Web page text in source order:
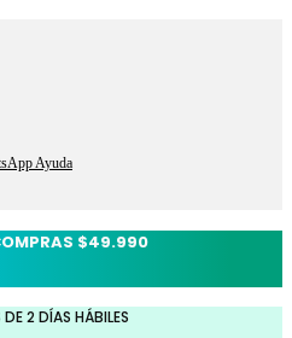
Ayuda
$49.990
2 DÍAS HÁBILES